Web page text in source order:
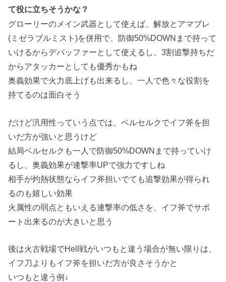
て役に立ちそうかな？
グローリーのメイン武器として使えば、解放とアマブレ
(ミゼラブルミスト)を併用で、防御50%DOWNまで持って
いけるからデバッファーとして使えるし、3割追撃持ちだ
からアタッカーとしても優秀かもね
奥義効果で火力底上げも出来るし、一人で色々な役割を
持てるのは面白そう
だけど汎用性っていう点では、ベルセルクでイフ斧を担
いだ方が強いと思うけど
結局ベルセルクも一人で防御50%DOWNまで持っていけ
るし、奥義効果が連撃率UPで強力ですしね
相手が灼熱状態ならイフ斧担いでても追撃効果が得られ
るのも嬉しい効果
火属性の弱点ともいえる連撃率の低さを、イフ斧でサポ
ート出来るのが大きいと思う
後は火古戦場でHell戦がいつもと違う場合が無い限りは、
イフ刀よりもイフ斧を担いだ方が良さそうかと
いつもと違う例↓